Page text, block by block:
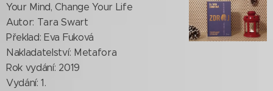
Your Mind, Change Your Life
Autor: Tara Swart
Překlad: Eva Fuková
Nakladatelství: Metafora
Rok vydání: 2019
Vydání: 1.